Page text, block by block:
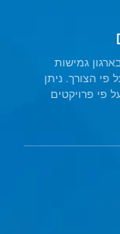
גמישות
הצורך. ניתן
פי פרויקטים